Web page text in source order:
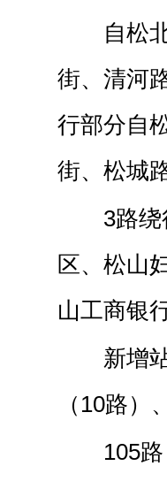
自松
街、清河
行部分自
街、松城
3路
区、松山
山工商银
新增
（10路）
105路